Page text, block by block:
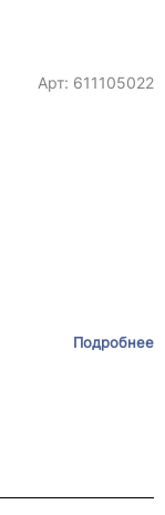
Арт: 611105022
Подробнее